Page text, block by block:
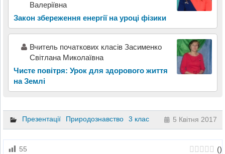
Валеріївна
Закон збереження енергії на уроці фізики
Вчитель початкових класів Засименко
Світлана Миколаївна
Чисте повітря: Урок для здорового життя
на Землі
Презентації Природознавство 3 клас 5 Квітня 2017
55 ()